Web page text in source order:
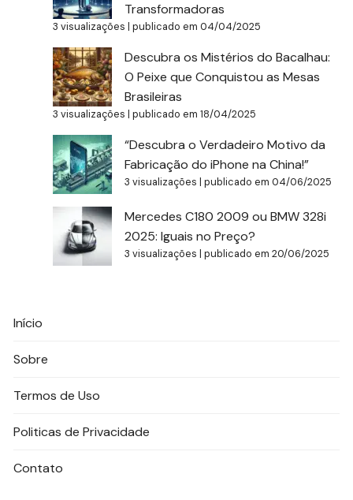
Transformadoras
3 visualizações |publicado em 04/04/2025
Descubra os Mistérios do Bacalhau:
O Peixe que Conquistou as Mesas
Brasileiras
3 visualizações |publicado em 18/04/2025
“Descubra o Verdadeiro Motivo da
Fabricação do iPhone na China!”
3 visualizações |publicado em 04/06/2025
Mercedes C180 2009 ou BMW 328i
2025: Iguais no Preço?
3 visualizações |publicado em 20/06/2025
Início
Sobre
Termos de Uso
Politicas de Privacidade
Contato